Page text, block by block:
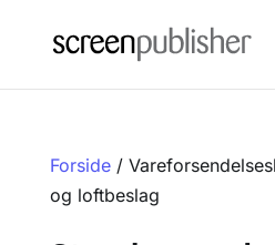
Forside/
og loftbeslag